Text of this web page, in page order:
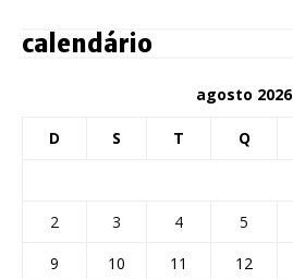
calendário
agosto 2026
D S T Q
2
3 4 5
9
10 11 12